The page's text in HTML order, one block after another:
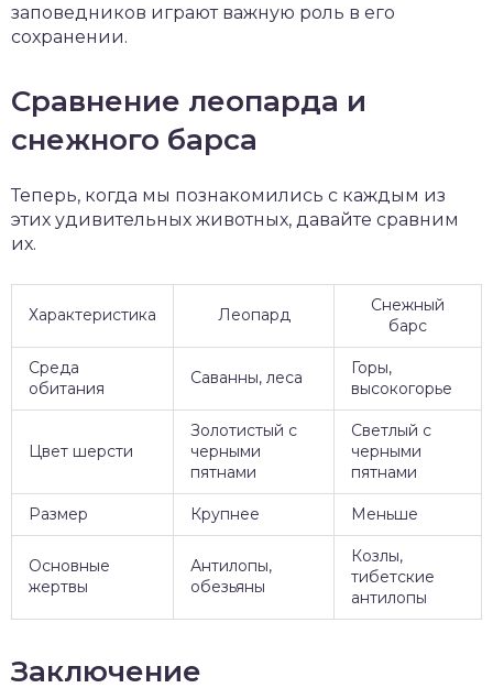
заповедников играют важную роль в его
сохранении.
Сравнение леопарда и
снежного барса
Теперь, когда мы познакомились с каждым из
этих удивительных животных, давайте сравним
их.
Характеристика Леопард
Снежный
барс
Среда
обитания
Саванны, леса
Горы,
высокогорье
Цвет шерсти
Золотистый с
черными
пятнами
Светлый с
черными
пятнами
Размер Крупнее Меньше
Основные
жертвы
Антилопы,
обезьяны
Козлы,
тибетские
антилопы
Заключение